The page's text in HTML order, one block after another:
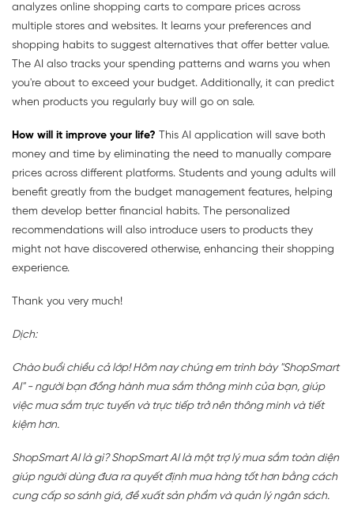
analyzes online shopping carts to compare prices across
multiple stores and websites. It learns your preferences and
shopping habits to suggest alternatives that offer better value.
The AI also tracks your spending patterns and warns you when
you're about to exceed your budget. Additionally, it can predict
when products you regularly buy will go on sale.
How will it improve your life? This AI application will save both
money and time by eliminating the need to manually compare
prices across different platforms. Students and young adults will
benefit greatly from the budget management features, helping
them develop better financial habits. The personalized
recommendations will also introduce users to products they
might not have discovered otherwise, enhancing their shopping
experience.
Thank you very much!
Dịch:
Chào buổi chiều cả lớp! Hôm nay chúng em trình bày "ShopSmart
AI" - người bạn đồng hành mua sắm thông minh của bạn, giúp
việc mua sắm trực tuyến và trực tiếp trở nên thông minh và tiết
kiệm hơn.
ShopSmart AI là gì? ShopSmart AI là một trợ lý mua sắm toàn diện
giúp người dùng đưa ra quyết định mua hàng tốt hơn bằng cách
cung cấp so sánh giá, đề xuất sản phẩm và quản lý ngân sách.